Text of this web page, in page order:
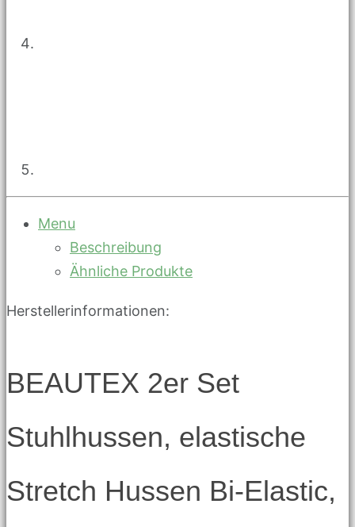
Menu
Beschreibung
Ähnliche Produkte
Herstellerinformationen:
BEAUTEX 2er Set
Stuhlhussen, elastische
Stretch Hussen Bi-Elastic,